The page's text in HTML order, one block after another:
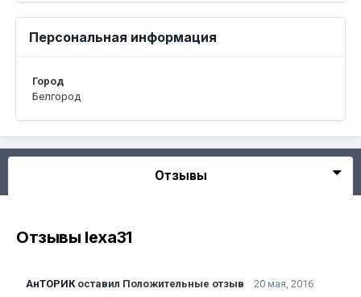
Персональная информация
Город
Белгород
Отзывы
Отзывы lexa31
АнТОРИКоставил Положительные отзыв 20 мая, 2016